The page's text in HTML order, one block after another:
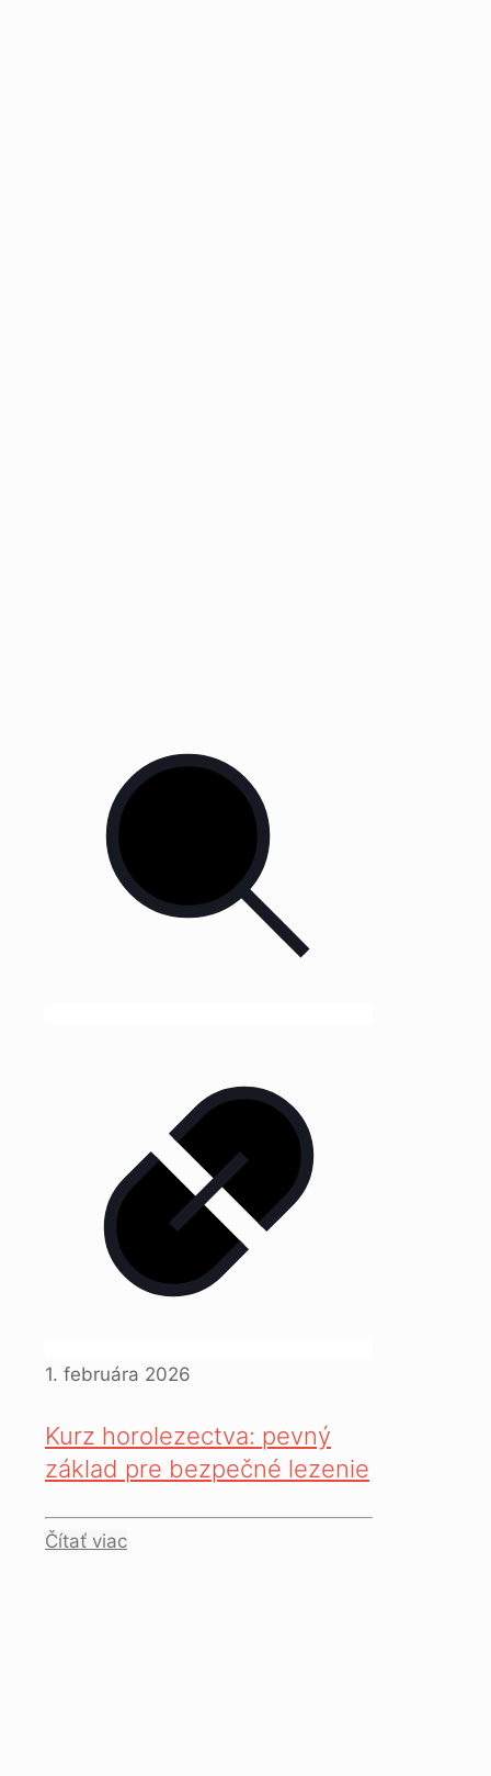
1. februára 2026
Kurz horolezectva: pevný
základ pre bezpečné lezenie
Čítať viac